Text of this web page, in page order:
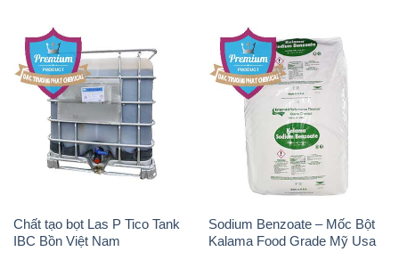
Chất tạo bọt Las P Tico Tank
IBC Bồn Việt Nam
Sodium Benzoate – Mốc Bột
Kalama Food Grade Mỹ Usa